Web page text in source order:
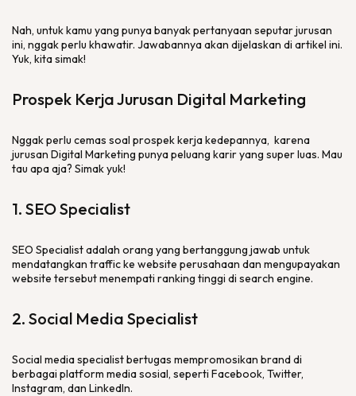
Nah, untuk kamu yang punya banyak pertanyaan seputar jurusan
ini, nggak perlu khawatir. Jawabannya akan dijelaskan di artikel ini.
Yuk, kita simak!
Prospek Kerja Jurusan Digital Marketing
Nggak perlu cemas soal prospek kerja kedepannya, karena
jurusan Digital Marketing punya peluang karir yang super luas. Mau
tau apa aja? Simak yuk!
1. SEOSpecialist
SEO Specialistadalah orang yang bertanggung jawab untuk
mendatangkan trafficke website perusahaan dan mengupayakan
website tersebut menempati ranking tinggi di search engine.
2. Social Media Specialist
Social media specialistbertugas mempromosikan branddi
berbagai platform media sosial, seperti Facebook, Twitter,
Instagram, dan LinkedIn.